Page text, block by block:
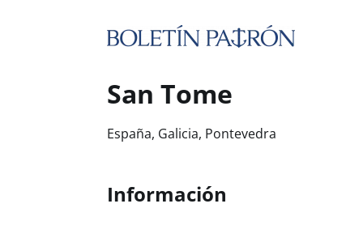
San Tome
España, Galicia, Pontevedra
Información